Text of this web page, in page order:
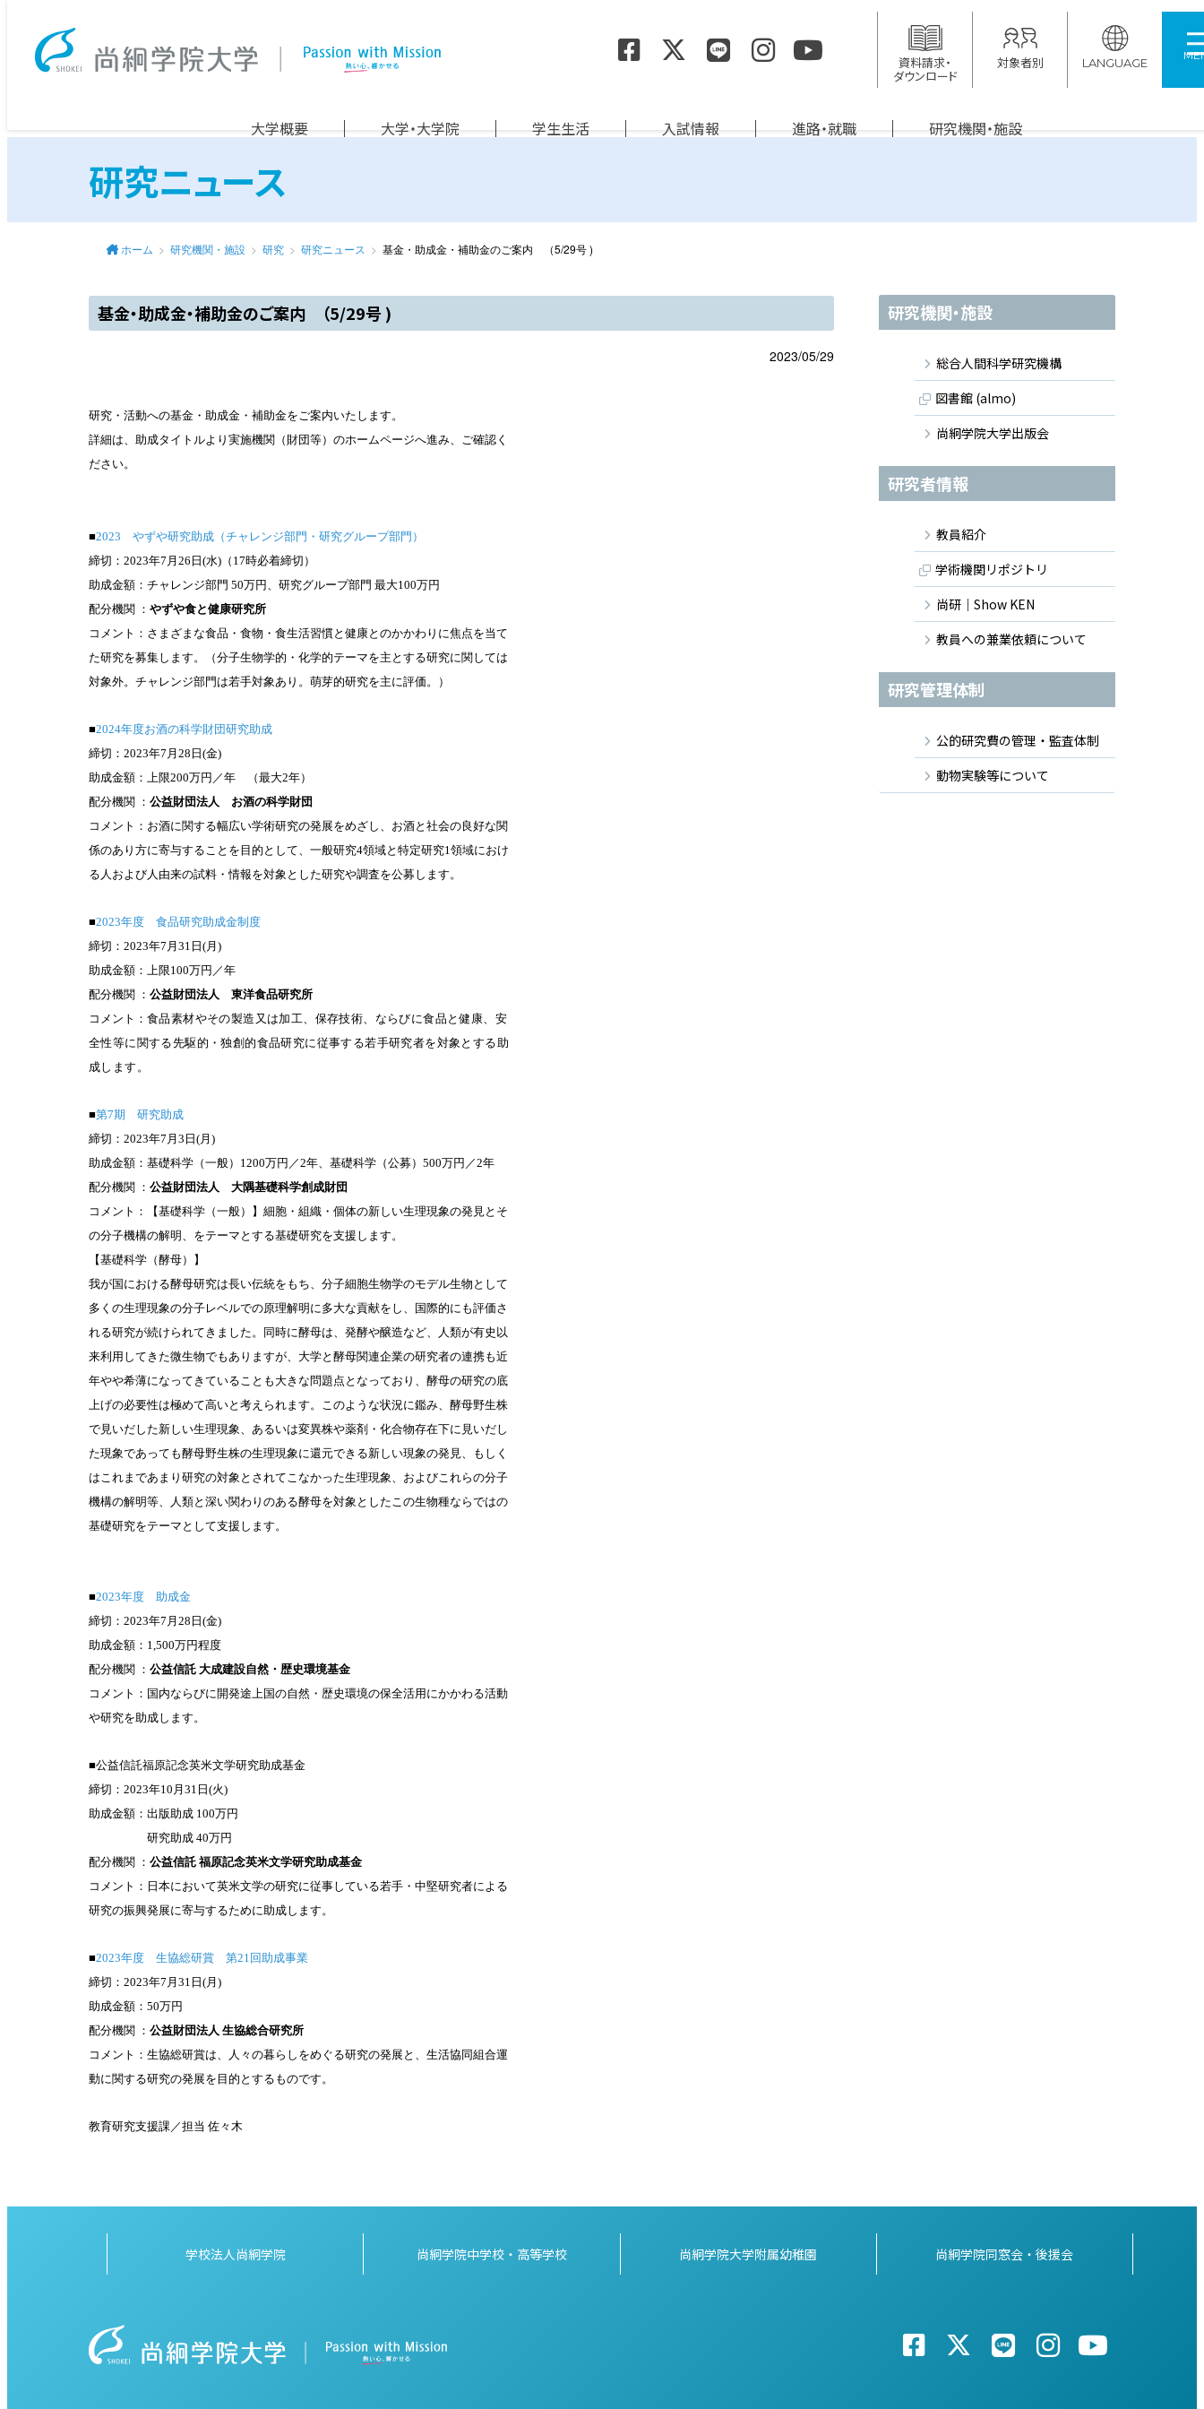
資料請求・
ダウンロード
対象者別 LANGUAGE
大学概要 大学・大学院 学生生活 入試情報 進路・就職 研究機関・施設
研究ニュース
ホーム 研究機関・施設 研究 研究ニュース 基金・助成金・補助金のご案内 （5/29号 )
基金・助成金・補助金のご案内 （5/29号 )
2023/05/29
研究・活動への基金・助成金・補助金をご案内いたします。
詳細は、助成タイトルより実施機関（財団等）のホームページへ進み、ご確認く
ださい。
■2023 やずや研究助成（チャレンジ部門・研究グループ部門）
締切：2023年7 月26日(水)（17時必着締切）
助成金額：チャレンジ部門 50万円、研究グループ部門 最大100万円
配分機関 ： やずや食と健康研究所
コメント：さまざまな食品・食物・食生活習慣と健康とのかかわりに焦点を当て
た研究を募集します。（分子生物学的・化学的テーマを主とする研究に関しては
対象外。チャレンジ部門は若手対象あり。萌芽的研究を主に評価。）
■2024年度お酒の科学財団研究助成
締切：2023年7 月28日(金)
助成金額：上限200万円／年 （最大2年）
配分機関 ： 公益財団法人 お酒の科学財団
コメント：お酒に関する幅広い学術研究の発展をめざし、お酒と社会の良好な関
係のあり方に寄与することを目的として、一般研究4領域と特定研究1領域におけ
る人および人由来の試料・情報を対象とした研究や調査を公募します。
■2023年度 食品研究助成金制度
締切：2023年7 月31日(月)
助成金額：上限100万円／年
配分機関 ： 公益財団法人 東洋食品研究所
コメント： 食品素材やその製造又は加工、保存技術、ならびに食品と健康、安
全性等に関する先駆的・独創的食品研究に従事する若手研究者を対象とする助
成します 。
■第7期 研究助成
締切：2023年7 月3日(月)
助成金額：基礎科学（一般）1200万円／2年、基礎科学（公募）500万円／2年
配分機関 ： 公益財団法人 大隅基礎科学創成財団
コメント：
【基礎科学（一般）】細胞・組織・個体の新しい生理現象の発見とそ
の分子機構の解明、をテーマとする基礎研究を支援します。
【基礎科学（酵母）】
我が国における酵母研究は長い伝統をもち、分子細胞生物学のモデル生物として
多くの生理現象の分子レベルでの原理解明に多大な貢献をし、国際的にも評価さ
れる研究が続けられてきました。同時に酵母は、発酵や醸造など、人類が有史以
来利用してきた微生物でもありますが、大学と酵母関連企業の研究者の連携も近
年やや希薄になってきていることも大きな問題点となっており、酵母の研究の底
上げの必要性は極めて高いと考えられます。このような状況に鑑み、酵母野生株
で見いだした新しい生理現象、あるいは変異株や薬剤・化合物存在下に見いだし
た現象であっても酵母野生株の生理現象に還元できる新しい現象の発見、もしく
はこれまであまり研究の対象とされてこなかった生理現象、およびこれらの分子
機構の解明等、人類と深い関わりのある酵母を対象としたこの生物種ならではの
基礎研究をテーマとして支援します。
■2023年度 助成金
締切：2023年7 月28日(金)
助成金額：1,500万円程度
配分機関 ： 公益信託 大成建設自然・歴史環境基金
コメント： 国内ならびに開発途上国の自然・歴史環境の保全活用にかかわる活動
や研究を助成します。
■公益信託福原記念英米文学研究助成基金
締切：2023年10 月31日(火)
助成金額：出版助成 100万円
研究助成 40万円
配分機関 ： 公益信託 福原記念英米文学研究助成基金
コメント： 日本において英米文学の研究に従事している若手・中堅研究者による
研究の振興発展に寄与するために助成します。
■2023年度 生協総研賞 第21回助成事業
締切：2023年7 月31日(月)
助成金額：50万円
配分機関 ： 公益財団法人 生協総合研究所
コメント：生協総研賞は、人々の暮らしをめぐる研究の発展と、生活協同組合運
動に関する研究の発展を目的とするものです。
教育研究支援課／担当 佐々木
研究機関・施設
総合人間科学研究機構
図書館 (almo)
尚絅学院大学出版会
研究者情報
教員紹介
学術機関リポジトリ
尚研｜Show KEN
教員への兼業依頼について
研究管理体制
公的研究費の管理・監査体制
動物実験等について
学校法人尚絅学院 尚絅学院中学校・高等学校 尚絅学院大学附属幼稚園 尚絅学院同窓会・後援会